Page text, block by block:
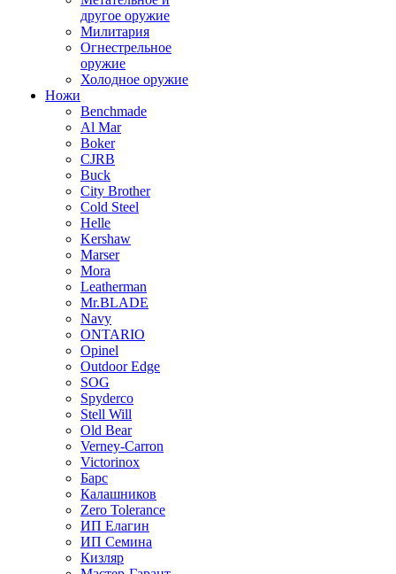
другое оружие
Милитария
Огнестрельное
оружие
Холодное оружие
Ножи
Benchmade
Al Mar
Boker
CJRB
Buck
City Brother
Cold Steel
Helle
Kershaw
Marser
Mora
Leatherman
Mr.BLADE
Navy
ONTARIO
Opinel
Outdoor Edge
SOG
Spyderco
Stell Will
Old Bear
Verney-Carron
Victorinox
Барс
Калашников
Zero Tolerance
ИП Елагин
ИП Семина
Кизляр